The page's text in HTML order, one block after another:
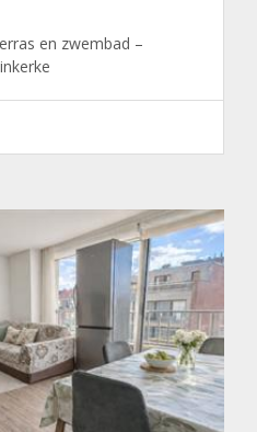
en zwembad –